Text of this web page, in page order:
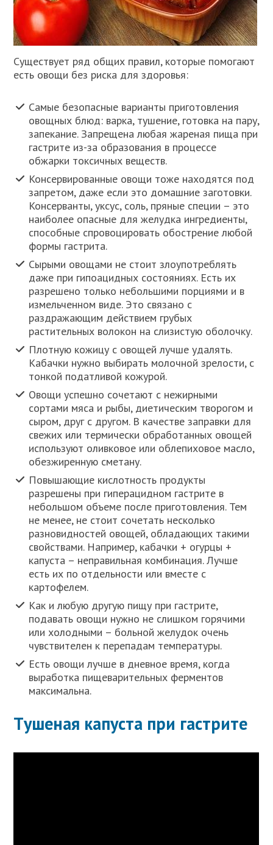
Существует ряд общих правил, которые помогают
есть овощи без риска для здоровья:
Самые безопасные варианты приготовления
овощных блюд: варка, тушение, готовка на пару,
запекание. Запрещена любая жареная пища при
гастрите из-за образования в процессе
обжарки токсичных веществ.
Консервированные овощи тоже находятся под
запретом, даже если это домашние заготовки.
Консерванты, уксус, соль, пряные специи – это
наиболее опасные для желудка ингредиенты,
способные спровоцировать обострение любой
формы гастрита.
Сырыми овощами не стоит злоупотреблять
даже при гипоацидных состояниях. Есть их
разрешено только небольшими порциями и в
измельченном виде. Это связано с
раздражающим действием грубых
растительных волокон на слизистую оболочку.
Плотную кожицу с овощей лучше удалять.
Кабачки нужно выбирать молочной зрелости, с
тонкой податливой кожурой.
Овощи успешно сочетают с нежирными
сортами мяса и рыбы, диетическим творогом и
сыром, друг с другом. В качестве заправки для
свежих или термически обработанных овощей
используют оливковое или облепиховое масло,
обезжиренную сметану.
Повышающие кислотность продукты
разрешены при гиперацидном гастрите в
небольшом объеме после приготовления. Тем
не менее, не стоит сочетать несколько
разновидностей овощей, обладающих такими
свойствами. Например, кабачки + огурцы +
капуста – неправильная комбинация. Лучше
есть их по отдельности или вместе с
картофелем.
Как и любую другую пищу при гастрите,
подавать овощи нужно не слишком горячими
или холодными – больной желудок очень
чувствителен к перепадам температуры.
Есть овощи лучше в дневное время, когда
выработка пищеварительных ферментов
максимальна.
Tушeнaя кaпуcтa при гастрите